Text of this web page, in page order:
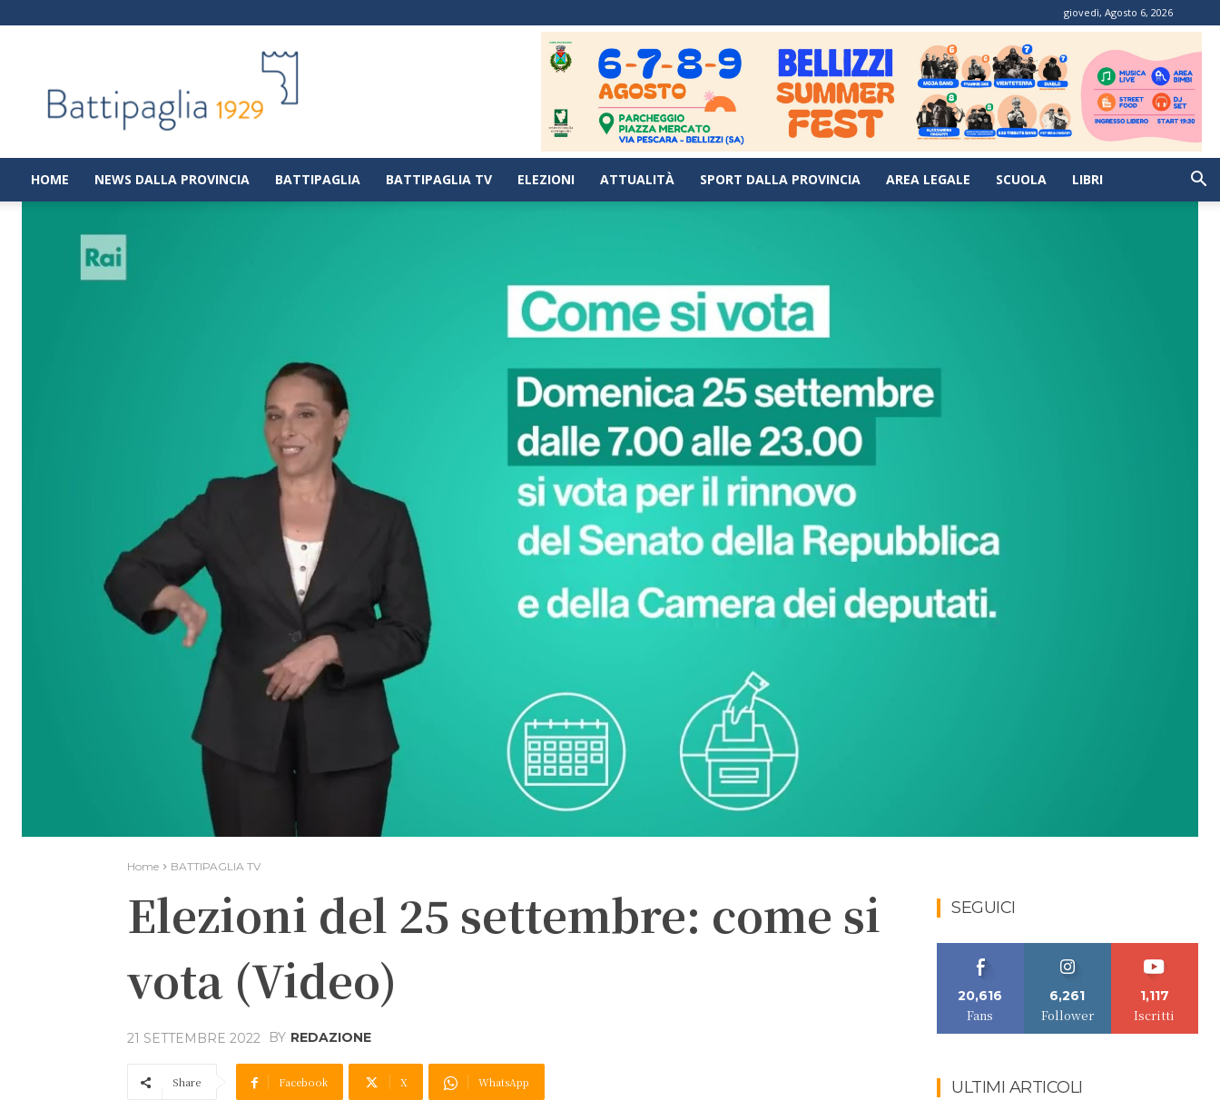
giovedì, Agosto 6, 2026
|
Notizie
dalla
città
di
HOME NEWS DALLA PROVINCIA BATTIPAGLIA BATTIPAGLIA TV ELEZIONI ATTUALITÀ SPORT DALLA PROVINCIA AREA LEGALE SCUOLA LIBRI
Home BATTIPAGLIA TV
Elezioni del 25 settembre: come si
vota (Video)
21 SETTEMBRE 2022 BY REDAZIONE
Share Facebook X WhatsApp
SEGUICI
20,616
Fans
6,261
Follower
1,117
Iscritti
ULTIMI ARTICOLI